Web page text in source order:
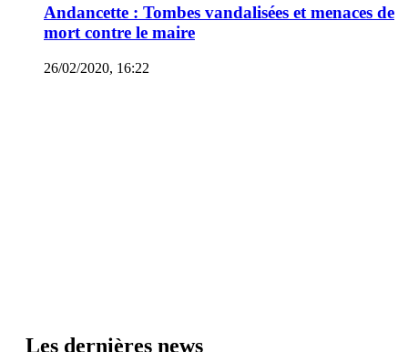
Andancette : Tombes vandalisées et menaces de
mort contre le maire
26/02/2020, 16:22
Les dernières news